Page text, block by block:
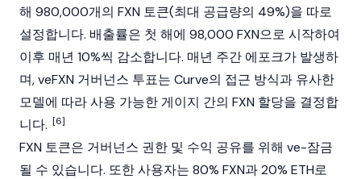
해 980,000개의 FXN 토큰(최대 공급량의 49%)을 따로
설정합니다. 배출률은 첫 해에 98,000 FXN으로 시작하여
이후 매년 10%씩 감소합니다. 매년 주간 에포크가 발생하
며, veFXN 거버넌스 투표는 Curve의 접근 방식과 유사한
모델에 따라 사용 가능한 게이지 간의 FXN 할당을 결정합
니다. [6]
FXN 토큰은 거버넌스 권한 및 수익 공유를 위해 ve-잠금
될 수 있습니다. 또한 사용자는 80% FXN과 20% ETH로